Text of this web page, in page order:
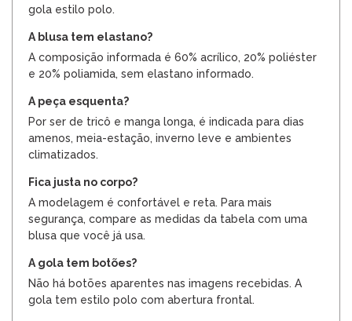
gola estilo polo.
A blusa tem elastano?
A composição informada é 60% acrílico, 20% poliéster
e 20% poliamida, sem elastano informado.
A peça esquenta?
Por ser de tricô e manga longa, é indicada para dias
amenos, meia-estação, inverno leve e ambientes
climatizados.
Fica justa no corpo?
A modelagem é confortável e reta. Para mais
segurança, compare as medidas da tabela com uma
blusa que você já usa.
A gola tem botões?
Não há botões aparentes nas imagens recebidas. A
gola tem estilo polo com abertura frontal.